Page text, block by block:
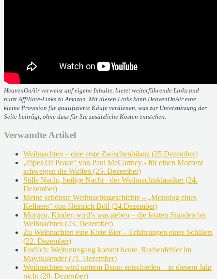
HeavenOnAir verweist auf eigene Inhalte, bietet weiterführende Links und
nutzt Affiliate-Links zu Amazon. Mit diesen Links kann HeavenOnAir eine
kleine Provision für qualifizierte Käufe verdienen, was zur Unterstützung der
Seite beiträgt, ohne dass für Sie zusätzliche Kosten entstehen.
Verwandte Artikel
Weihnachten – eine erste Zwischenbilanz (25.Dezember)
„Pipes Of Peace" von Paul McCartney - für einen Moment
schweigen die Waffen (25. Dezember)
Stille Nacht, heilige Nacht - der Weihnachtsklassiker (24.
Dezember)
Meine schönste Weihnachtsgeschichte – „Monolog eines
Kellners“ von Heinrich Böll (24.Dezember)
Morgen, Kinder, wird’s was geben – die letzten Stunden bis
Weihnachten (23. Dezember)
Zu Weihnachten eine Kiste Bier – Erfahrungen eines Schülers
(22. Dezember)
Endlich: Weltuntergang kommt heute. Rechenfehler im
Mayakalender (21. Dezember)
Weihnachten wird unterm Baum entschieden – in diesem Jahr
nicht (20. Dezember)